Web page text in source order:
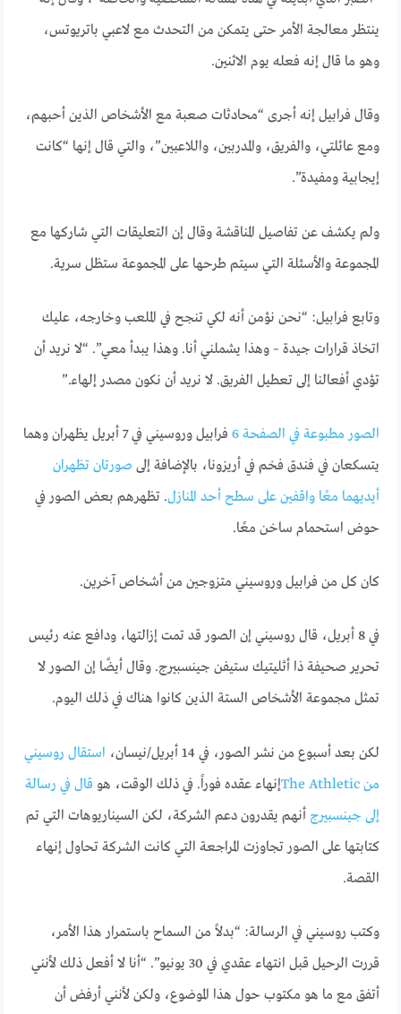
ينتظر معالجة الأمر حتى يتمكن من التحدث مع لاعبي باتريوتس،
وهو ما قال إنه فعله يوم الاثنين.
وقال فرابيل إنه أجرى “محادثات صعبة مع الأشخاص الذين أحبهم،
ومع عائلتي، والفريق، والمدربين، واللاعبين”، والتي قال إنها “كانت
إيجابية ومفيدة”.
ولم يكشف عن تفاصيل المناقشة وقال إن التعليقات التي شاركها مع
المجموعة والأسئلة التي سيتم طرحها على المجموعة ستظل سرية.
وتابع فرابيل: “نحن نؤمن أنه لكي تنجح في الملعب وخارجه، عليك
اتخاذ قرارات جيدة – وهذا يشملني أنا. وهذا يبدأ معي”. “لا نريد أن
تؤدي أفعالنا إلى تعطيل الفريق. لا نريد أن نكون مصدر إلهاء.”
الصور مطبوعة في الصفحة 6
فرابيل وروسيني في 7 أبريل يظهران وهما
يتسكعان في فندق فخم في أريزونا، بالإضافة إلى صورتان تظهران
أيديهما معًا واقفين على سطح أحد المنازل. تظهرهم بعض الصور في
حوض استحمام ساخن معًا.
كان كل من فرابيل وروسيني متزوجين من أشخاص آخرين.
في 8 أبريل، قال روسيني إن الصور قد تمت إزالتها، ودافع عنه رئيس
تحرير صحيفة ذا أثليتيك ستيفن جينسبيرج. وقال أيضًا إن الصور لا
تمثل مجموعة الأشخاص الستة الذين كانوا هناك في ذلك اليوم.
لكن بعد أسبوع من نشر الصور، في 14 أبريل/نيسان،
استقال روسيني
من The Athletic
إنهاء عقده فوراً. في ذلك الوقت، هو قال في رسالة
إلى جينسبيرج أنهم يقدرون دعم الشركة، لكن السيناريوهات التي تم
كتابتها على الصور تجاوزت المراجعة التي كانت الشركة تحاول إنهاء
القصة.
وكتب روسيني في الرسالة: “بدلاً من السماح باستمرار هذا الأمر،
قررت الرحيل قبل انتهاء عقدي في 30 يونيو”. “أنا لا أفعل ذلك لأنني
أتفق مع ما هو مكتوب حول هذا الموضوع، ولكن لأنني أرفض أن